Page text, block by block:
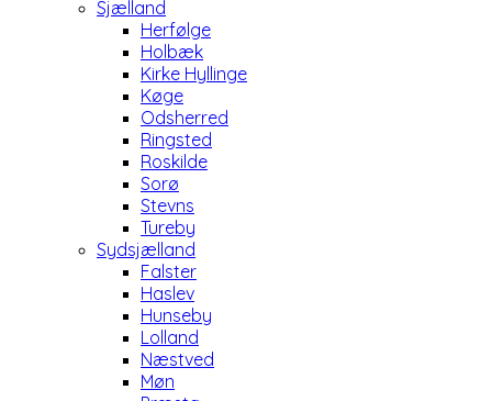
Sjælland
Herfølge
Holbæk
Kirke Hyllinge
Køge
Odsherred
Ringsted
Roskilde
Sorø
Stevns
Tureby
Sydsjælland
Falster
Haslev
Hunseby
Lolland
Næstved
Møn